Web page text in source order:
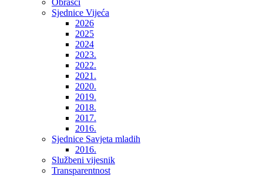
Obrasci
Sjednice Vijeća
2026
2025
2024
2023.
2022.
2021.
2020.
2019.
2018.
2017.
2016.
Sjednice Savjeta mladih
2016.
Službeni vijesnik
Transparentnost